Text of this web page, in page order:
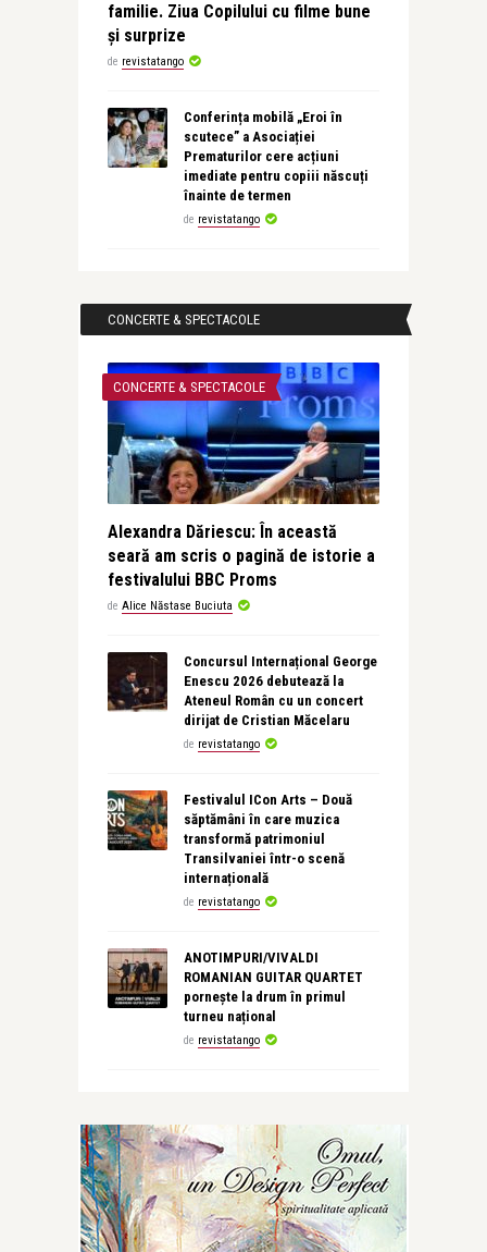
familie. Ziua Copilului cu filme bune
și surprize
de revistatango
Conferința mobilă „Eroi în
scutece” a Asociației
Prematurilor cere acțiuni
imediate pentru copiii născuți
înainte de termen
de revistatango
CONCERTE & SPECTACOLE
CONCERTE & SPECTACOLE
Alexandra Dăriescu: În această
seară am scris o pagină de istorie a
festivalului BBC Proms
de Alice Năstase Buciuta
Concursul Internațional George
Enescu 2026 debutează la
Ateneul Român cu un concert
dirijat de Cristian Măcelaru
de revistatango
Festivalul ICon Arts – Două
săptămâni în care muzica
transformă patrimoniul
Transilvaniei într-o scenă
internațională
de revistatango
ANOTIMPURI/VIVALDI
ROMANIAN GUITAR QUARTET
pornește la drum în primul
turneu național
de revistatango